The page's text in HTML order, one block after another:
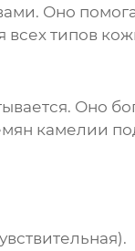
Оно
типов
Оно
камелии